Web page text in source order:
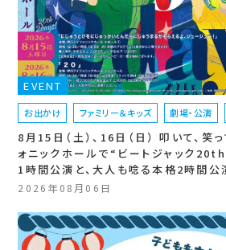
EVENT
お出かけ ファミリー＆キッズ 劇場・公演
8月15日（土）、16日（日） 叩いて、笑
ォニックホールで“ビートジャック
1時間公演と、大人も唸る本格2時間公
2026年08月06日